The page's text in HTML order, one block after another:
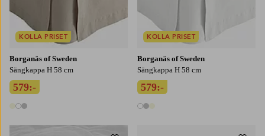
Borganäs of Sweden
Sängkappa H 58 cm
579:-
3 färger
KOLLA PRISET
Borganäs of Sweden
Sängkappa H 58 cm
579:-
3 färger
KOLLA PRISET